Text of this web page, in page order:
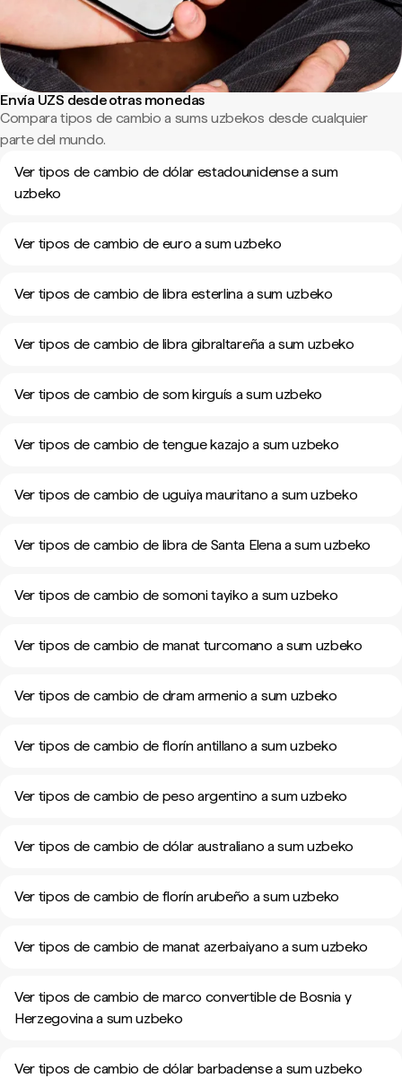
Envía UZS desde otras monedas
Compara tipos de cambio a sums uzbekos desde cualquier
parte del mundo.
Ver tipos de cambio de dólar estadounidense a sum
uzbeko
Ver tipos de cambio de euro a sum uzbeko
Ver tipos de cambio de libra esterlina a sum uzbeko
Ver tipos de cambio de libra gibraltareña a sum uzbeko
Ver tipos de cambio de som kirguís a sum uzbeko
Ver tipos de cambio de tengue kazajo a sum uzbeko
Ver tipos de cambio de uguiya mauritano a sum uzbeko
Ver tipos de cambio de libra de Santa Elena a sum uzbeko
Ver tipos de cambio de somoni tayiko a sum uzbeko
Ver tipos de cambio de manat turcomano a sum uzbeko
Ver tipos de cambio de dram armenio a sum uzbeko
Ver tipos de cambio de florín antillano a sum uzbeko
Ver tipos de cambio de peso argentino a sum uzbeko
Ver tipos de cambio de dólar australiano a sum uzbeko
Ver tipos de cambio de florín arubeño a sum uzbeko
Ver tipos de cambio de manat azerbaiyano a sum uzbeko
Ver tipos de cambio de marco convertible de Bosnia y
Herzegovina a sum uzbeko
Ver tipos de cambio de dólar barbadense a sum uzbeko